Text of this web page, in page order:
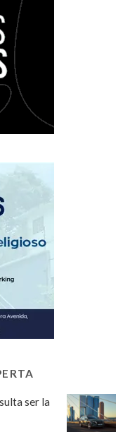
ser la